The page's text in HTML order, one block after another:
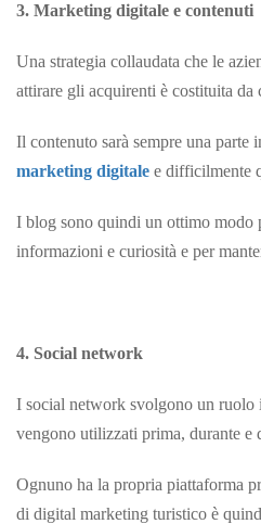
3. Marketing digitale e contenuti
Una strategia collaudata che le
attirare gli acquirenti è costituita da
Il contenuto sarà sempre una parte
marketing digitale e difficilmente
I blog sono quindi un ottimo modo
informazioni e curiosità e per
4. Social network
I social network svolgono un ruolo
vengono utilizzati prima, durante e
Ognuno ha la propria piattaforma
di digital marketing turistico è